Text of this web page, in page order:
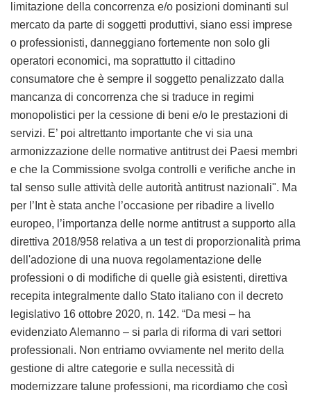
limitazione della concorrenza e/o posizioni dominanti sul
mercato da parte di soggetti produttivi, siano essi imprese
o professionisti, danneggiano fortemente non solo gli
operatori economici, ma soprattutto il cittadino
consumatore che è sempre il soggetto penalizzato dalla
mancanza di concorrenza che si traduce in regimi
monopolistici per la cessione di beni e/o le prestazioni di
servizi. E’ poi altrettanto importante che vi sia una
armonizzazione delle normative antitrust dei Paesi membri
e che la Commissione svolga controlli e verifiche anche in
tal senso sulle attività delle autorità antitrust nazionali". Ma
per l’Int è stata anche l’occasione per ribadire a livello
europeo, l’importanza delle norme antitrust a supporto alla
direttiva 2018/958 relativa a un test di proporzionalità prima
dell'adozione di una nuova regolamentazione delle
professioni o di modifiche di quelle già esistenti, direttiva
recepita integralmente dallo Stato italiano con il decreto
legislativo 16 ottobre 2020, n. 142. “Da mesi – ha
evidenziato Alemanno – si parla di riforma di vari settori
professionali. Non entriamo ovviamente nel merito della
gestione di altre categorie e sulla necessità di
modernizzare talune professioni, ma ricordiamo che così